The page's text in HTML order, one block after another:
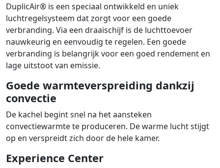
DuplicAir® is een speciaal ontwikkeld en uniek
luchtregelsysteem dat zorgt voor een goede
verbranding. Via een draaischijf is de luchttoevoer
nauwkeurig en eenvoudig te regelen. Een goede
verbranding is belangrijk voor een goed rendement en
lage uitstoot van emissie.
Goede warmteverspreiding dankzij
convectie
De kachel begint snel na het aansteken
convectiewarmte te produceren. De warme lucht stijgt
op en verspreidt zich door de hele kamer.
Experience Center